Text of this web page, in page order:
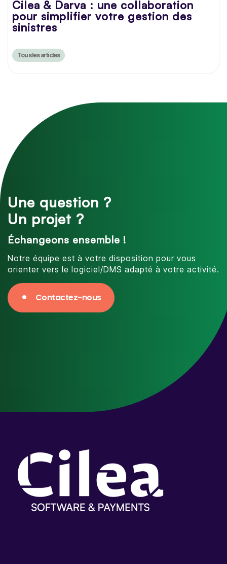
Cilea & Darva : une collaboration
pour simplifier votre gestion des
sinistres
Tous les articles
Une question ?
Un projet ?
Échangeons ensemble !
Notre équipe est à votre disposition pour vous
orienter vers le logiciel/DMS adapté à votre activité.
Contactez-nous